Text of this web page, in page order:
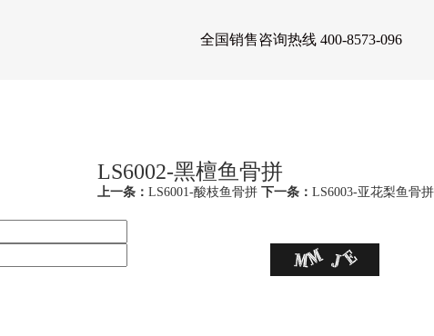
全国销售咨询热线 400-8573-096
LS6002-黑檀鱼骨拼
上一条： LS6001-酸枝鱼骨拼 下一条： LS6003-亚花梨鱼骨拼